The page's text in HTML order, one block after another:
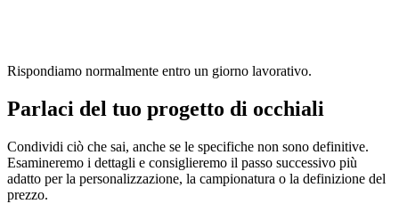
Rispondiamo normalmente entro un giorno lavorativo.
Parlaci del tuo progetto di occhiali
Condividi ciò che sai, anche se le specifiche non sono definitive.
Esamineremo i dettagli e consiglieremo il passo successivo più
adatto per la personalizzazione, la campionatura o la definizione del
prezzo.